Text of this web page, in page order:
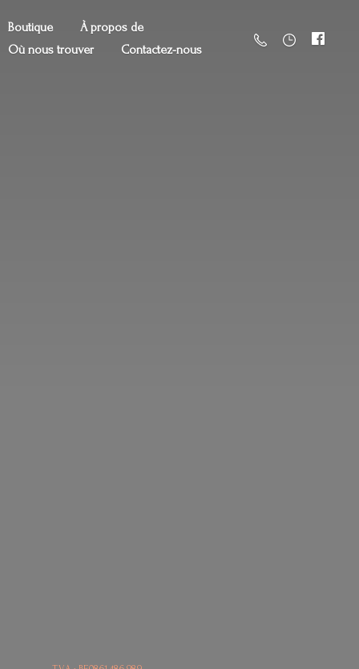
Boutique
À propos de
Où nous trouver
Contactez-nous